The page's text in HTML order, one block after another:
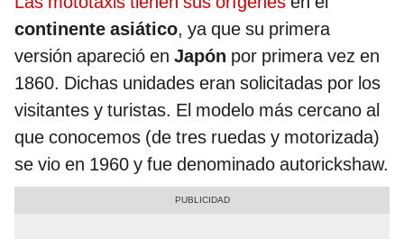
continente asiático, ya que su primera
versión apareció en Japón por primera vez en
1860. Dichas unidades eran solicitadas por los
visitantes y turistas. El modelo más cercano al
que conocemos (de tres ruedas y motorizada)
se vio en 1960 y fue denominado autorickshaw.